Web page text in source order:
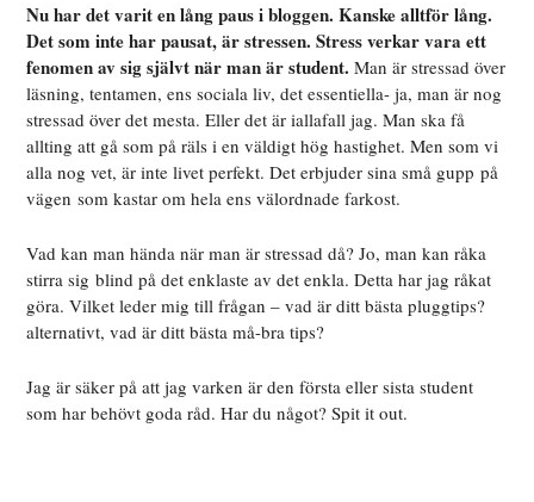
Nu har det varit en lång paus i bloggen. Kanske alltför lång.
Det som inte har pausat, är stressen. Stress verkar vara ett
fenomen av sig självt när man är student.Man är stressad över
läsning, tentamen, ens sociala liv, det essentiella- ja, man är nog
stressad över det mesta. Eller det är iallafall jag. Man ska få
allting att gå som på räls i en väldigt hög hastighet. Men som vi
alla nog vet, är inte livet perfekt. Det erbjuder sina små gupp på
vägen som kastar om hela ens välordnade farkost.
Vad kan man hända när man är stressad då? Jo, man kan råka
stirra sig blind på det enklaste av det enkla. Detta har jag råkat
göra. Vilket leder mig till frågan – vad är ditt bästa pluggtips?
alternativt, vad är ditt bästa må-bra tips?
Jag är säker på att jag varken är den första eller sista student
som har behövt goda råd. Har du något? Spit it out.